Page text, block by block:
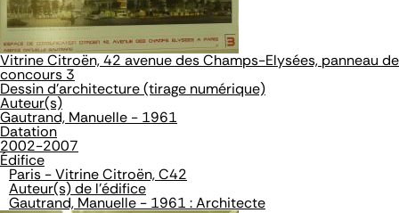
Vitrine Citroën, 42 avenue des Champs-Elysées, panneau de
concours 3
Dessin d'architecture (tirage numérique)
Auteur(s)
Gautrand, Manuelle - 1961
Datation
2002-2007
Édifice
Paris - Vitrine Citroën, C42
Auteur(s) de l'édifice
Gautrand, Manuelle - 1961 : Architecte